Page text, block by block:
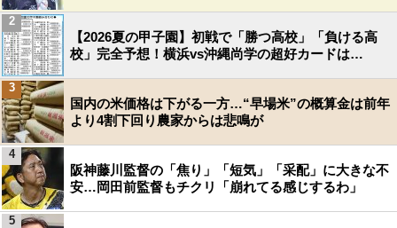
【2026夏の甲子園】初戦で「勝つ高校」「負ける高
校」完全予想！横浜vs沖縄尚学の超好カードは…
2
国内の米価格は下がる一方…“早場米”の概算金は前年
より4割下回り農家からは悲鳴が
3
阪神藤川監督の「焦り」「短気」「采配」に大きな不
安…岡田前監督もチクリ「崩れてる感じするわ」
4
5